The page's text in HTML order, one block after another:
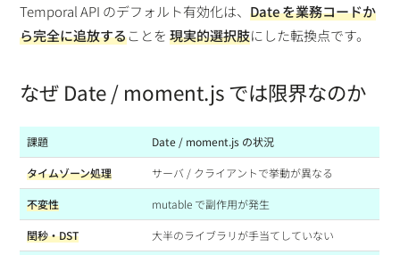
Temporal API のデフォルト有効化は、Date を業務コードか
ら完全に追放することを現実的選択肢にした転換点です。
なぜ Date / moment.js では限界なのか
課題 Date / moment.js の状況
タイムゾーン処理 サーバ / クライアントで挙動が異なる
不変性 mutable で副作用が発生
閏秒・DST 大半のライブラリが手当てしていない